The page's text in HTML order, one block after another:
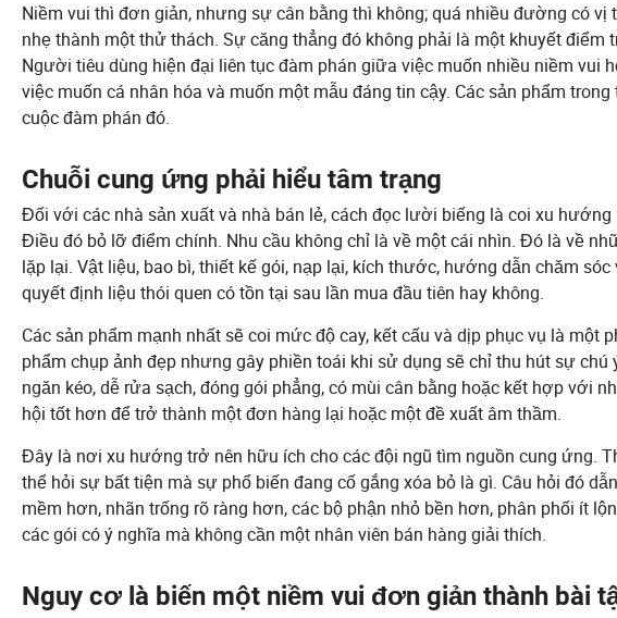
Niềm vui thì đơn giản, nhưng sự cân bằng thì không; quá nhiều đường có vị
nhẹ thành một thử thách. Sự căng thẳng đó không phải là một khuyết điểm
Người tiêu dùng hiện đại liên tục đàm phán giữa việc muốn nhiều niềm vui
việc muốn cá nhân hóa và muốn một mẫu đáng tin cậy. Các sản phẩm
cuộc đàm phán đó.
Chuỗi cung ứng phải hiểu tâm trạng
Đối với các nhà sản xuất và nhà bán lẻ, cách đọc lười biếng là coi xu
Điều đó bỏ lỡ điểm chính. Nhu cầu không chỉ là về một cái nhìn. Đó là về
lặp lại. Vật liệu, bao bì, thiết kế gói, nạp lại, kích thước, hướng dẫn chăm
quyết định liệu thói quen có tồn tại sau lần mua đầu tiên hay không.
Các sản phẩm mạnh nhất sẽ coi mức độ cay, kết cấu và dịp phục vụ là một
phẩm chụp ảnh đẹp nhưng gây phiền toái khi sử dụng sẽ chỉ thu hút sự
ngăn kéo, dễ rửa sạch, đóng gói phẳng, có mùi cân bằng hoặc kết hợp với
hội tốt hơn để trở thành một đơn hàng lại hoặc một đề xuất âm thầm.
Đây là nơi xu hướng trở nên hữu ích cho các đội ngũ tìm nguồn cung ứng.
thể hỏi sự bất tiện mà sự phổ biến đang cố gắng xóa bỏ là gì. Câu hỏi đó
mềm hơn, nhãn trống rõ ràng hơn, các bộ phận nhỏ bền hơn, phân phối ít
các gói có ý nghĩa mà không cần một nhân viên bán hàng giải thích.
Nguy cơ là biến một niềm vui đơn giản thành bài